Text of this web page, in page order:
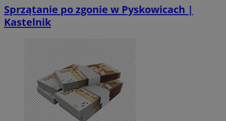
Sprzątanie po zgonie w Pyskowicach |
Kastelnik